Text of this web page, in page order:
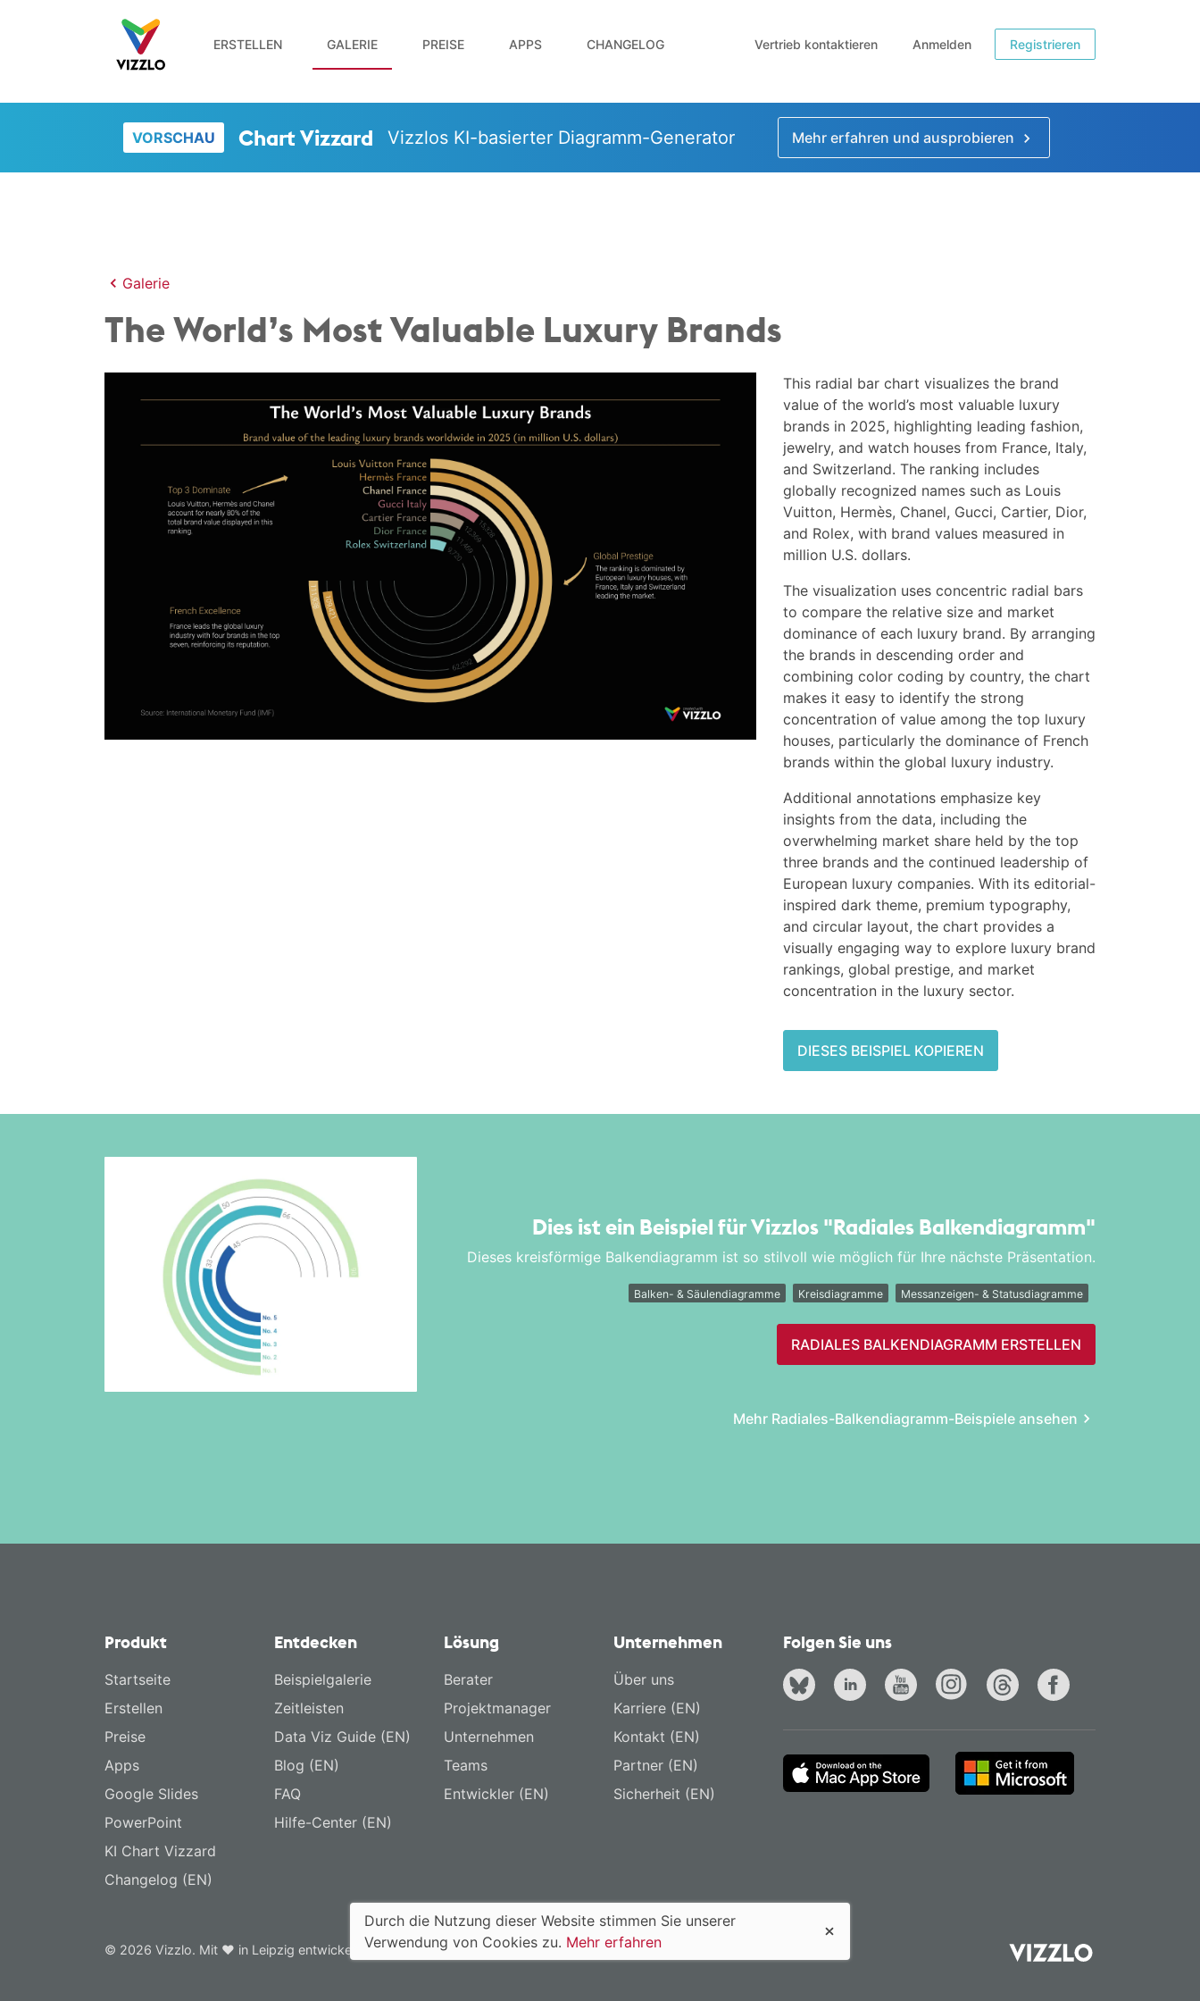
ERSTELLEN GALERIE PREISE APPS CHANGELOG Vertrieb kontaktieren Anmelden Registrieren
VORSCHAU Chart Vizzard Vizzlos KI-basierter Diagramm-Generator Mehr erfahren und ausprobieren
Galerie
The World’s Most Valuable Luxury Brands
This radial bar chart visualizes the brand
value of the world’s most valuable luxury
brands in 2025, highlighting leading fashion,
jewelry, and watch houses from France, Italy,
and Switzerland. The ranking includes
globally recognized names such as Louis
Vuitton, Hermès, Chanel, Gucci, Cartier, Dior,
and Rolex, with brand values measured in
million U.S. dollars.
The visualization uses concentric radial bars
to compare the relative size and market
dominance of each luxury brand. By arranging
the brands in descending order and
combining color coding by country, the chart
makes it easy to identify the strong
concentration of value among the top luxury
houses, particularly the dominance of French
brands within the global luxury industry.
Additional annotations emphasize key
insights from the data, including the
overwhelming market share held by the top
three brands and the continued leadership of
European luxury companies. With its editorial-
inspired dark theme, premium typography,
and circular layout, the chart provides a
visually engaging way to explore luxury brand
rankings, global prestige, and market
concentration in the luxury sector.
DIESES BEISPIEL KOPIEREN
Dies ist ein Beispiel für Vizzlos "Radiales Balken­diagramm"
Dieses kreisförmige Balkendiagramm ist so stilvoll wie möglich für Ihre nächste Präsentation.
Balken- & Säulendiagramme Kreisdiagramme Messanzeigen- & Statusdiagramme
RADIALES BALKEN­DIAGRAMM ERSTELLEN
Mehr Radiales-Balken­diagramm-Beispiele ansehen
Produkt
Startseite
Erstellen
Preise
Apps
Google Slides
PowerPoint
KI Chart Vizzard
Changelog (EN)
Entdecken
Beispielgalerie
Zeitleisten
Data Viz Guide (EN)
Blog (EN)
FAQ
Hilfe-Center (EN)
Lösung
Berater
Projektmanager
Unternehmen
Teams
Entwickler (EN)
Unternehmen
Über uns
Karriere (EN)
Kontakt (EN)
Partner (EN)
Sicherheit (EN)
Folgen Sie uns
© 2026 Vizzlo. Mit ❤ in Leipzig entwickelt. Datenschutz (EN) Nutzungsbedingungen (EN)
Durch die Nutzung dieser Website stimmen Sie unserer
Verwendung von Cookies zu. Mehr erfahren